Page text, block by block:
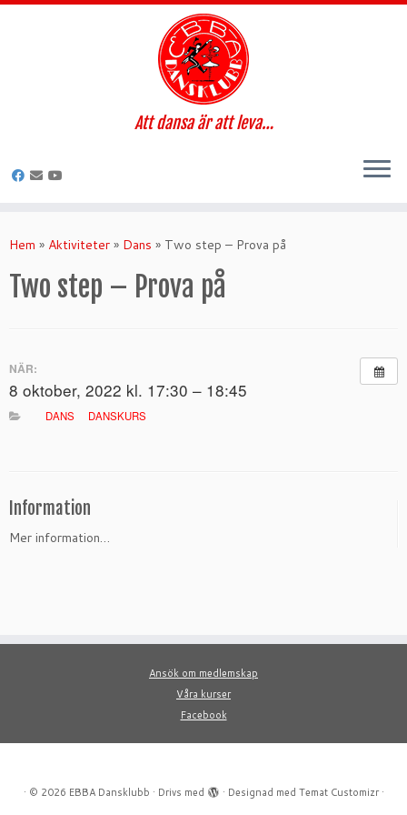
till
Att dansa är att leva…
Hem » Aktiviteter » Dans » Two step – Prova på
Two step – Prova på
NÄR:
8 oktober, 2022 kl. 17:30 – 18:45
DANS DANSKURS
Information
Mer information…
Ansök om medlemskap
Våra kurser
Facebook
· © 2026 EBBA Dansklubb · Drivs med · Designad med Temat Customizr·